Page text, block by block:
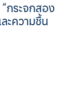
กระจกสอง
ะความชื้น